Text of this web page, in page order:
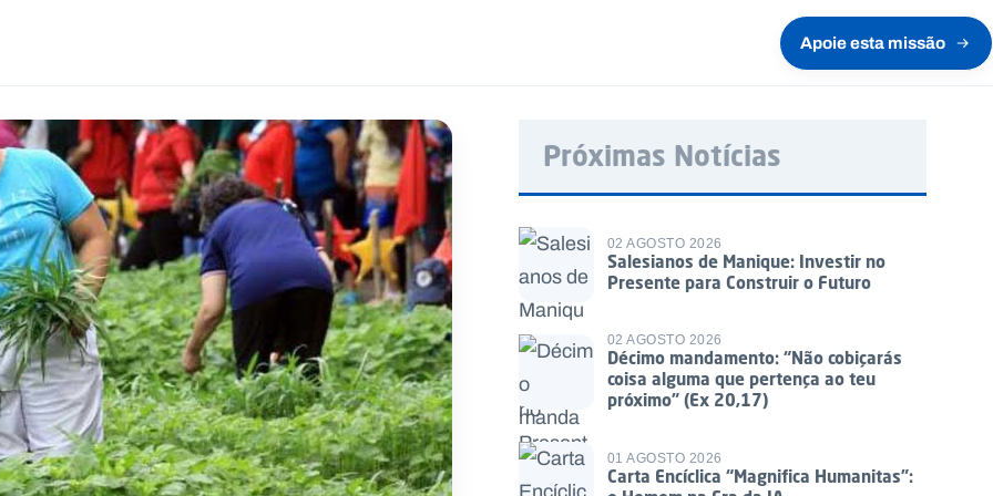
Apoie esta missão
Próximas Notícias
02 AGOSTO 2026
Salesianos de Manique: Investir no
Presente para Construir o Futuro
02 AGOSTO 2026
Décimo mandamento: “Não cobiçarás
coisa alguma que pertença ao teu
próximo” (Ex 20,17)
01 AGOSTO 2026
Carta Encíclica “Magnifica Humanitas”: